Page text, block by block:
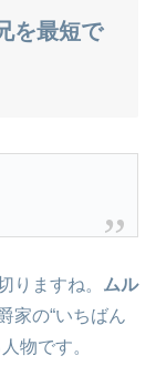
を最短で
ますね。 ムル
家の“いちばん
物です。